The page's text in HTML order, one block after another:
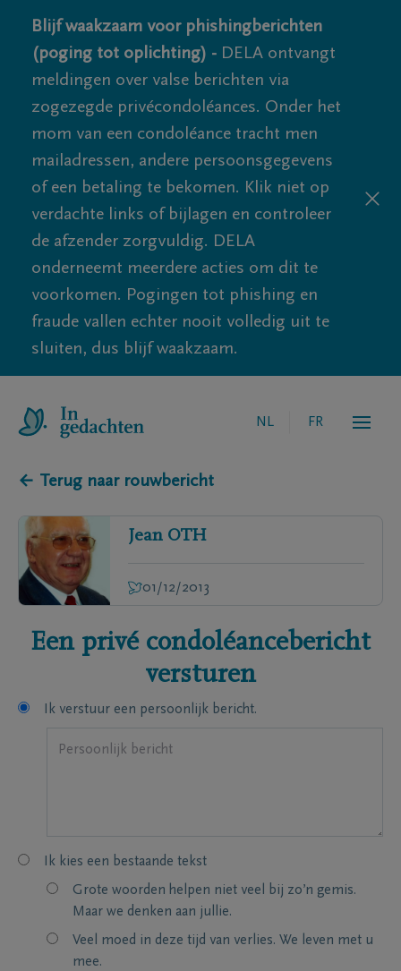
Blijf waakzaam voor phishingberichten
(poging tot oplichting) - DELA ontvangt
meldingen over valse berichten via
zogezegde privécondoléances. Onder het
mom van een condoléance tracht men
mailadressen, andere persoonsgegevens
of een betaling te bekomen. Klik niet op
verdachte links of bijlagen en controleer
de afzender zorgvuldig. DELA
onderneemt meerdere acties om dit te
voorkomen. Pogingen tot phishing en
fraude vallen echter nooit volledig uit te
sluiten, dus blijf waakzaam.
NL FR
← Terug naar rouwbericht
Jean OTH
01/12/2013
Een privé condoléancebericht
versturen
Ik verstuur een persoonlijk bericht.
Ik kies een bestaande tekst
Grote woorden helpen niet veel bij zo’n gemis.
Maar we denken aan jullie.
Veel moed in deze tijd van verlies. We leven met u
mee.